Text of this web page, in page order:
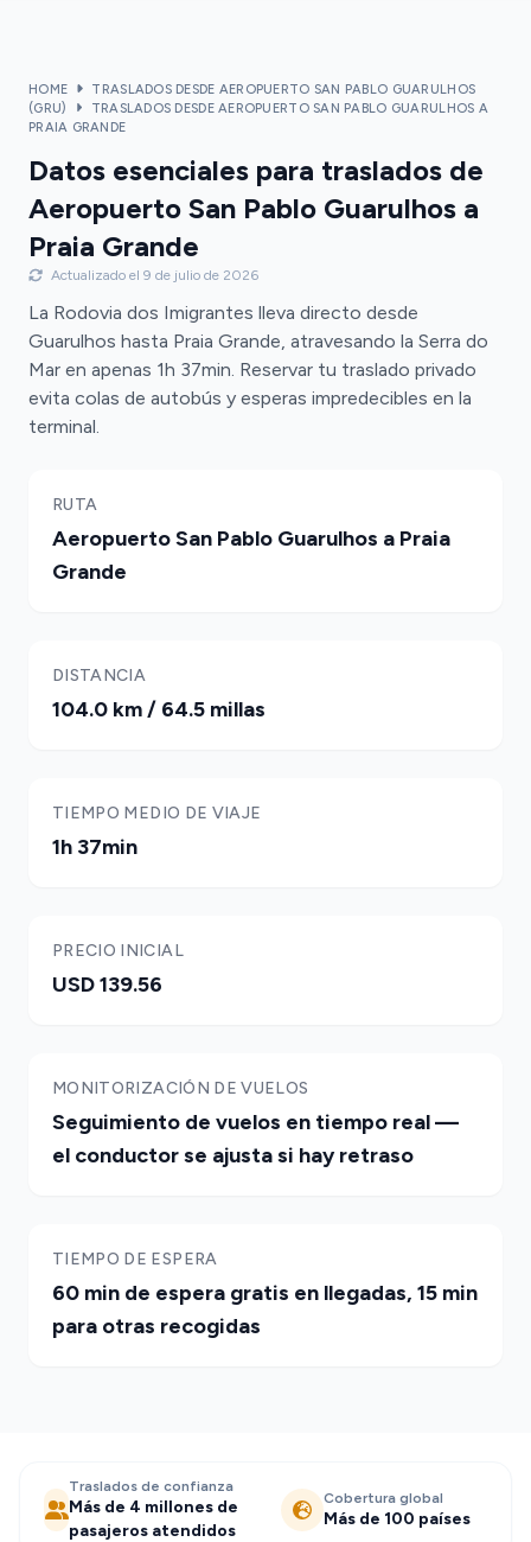
HOME
TRASLADOS DESDE AEROPUERTO SAN PABLO GUARULHOS
(GRU)
TRASLADOS DESDE AEROPUERTO SAN PABLO GUARULHOS A
PRAIA GRANDE
Datos esenciales para traslados de
Aeropuerto San Pablo Guarulhos a
Praia Grande
Actualizado el 9 de julio de 2026
La Rodovia dos Imigrantes lleva directo desde
Guarulhos hasta Praia Grande, atravesando la Serra do
Mar en apenas 1h 37min. Reservar tu traslado privado
evita colas de autobús y esperas impredecibles en la
terminal.
RUTA
Aeropuerto San Pablo Guarulhos a Praia
Grande
DISTANCIA
104.0 km / 64.5 millas
TIEMPO MEDIO DE VIAJE
1h 37min
PRECIO INICIAL
USD 139.56
MONITORIZACIÓN DE VUELOS
Seguimiento de vuelos en tiempo real —
el conductor se ajusta si hay retraso
TIEMPO DE ESPERA
60 min de espera gratis en llegadas, 15 min
para otras recogidas
Traslados de confianza
Más de 4 millones de
pasajeros atendidos
Cobertura global
Más de 100 países